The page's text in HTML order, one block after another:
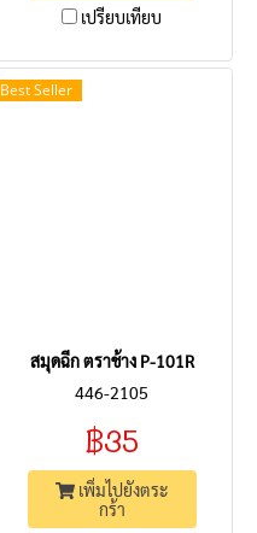
เปรียบเทียบ
Best Seller
สมุดฉีก ตราช้าง P-101R
446-2105
฿35
เพิ่มไปยังตระ
กร้า